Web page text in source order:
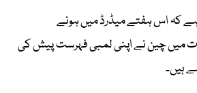
کہ اس ہفتے میڈرڈ میں ہونے
میں چین نے اپنی لمبی فہرست پیش کی
ہیں۔